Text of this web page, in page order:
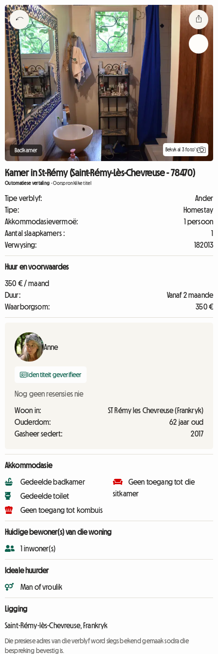
Badkamer Bekyk al 3 foto's
Kamer in St-Rémy (Saint-Rémy-Lès-Chevreuse - 78470)
Outomatiese vertaling -Oorspronklike titel
Tipe verblyf:
Ander
Tipe:
Homestay
Akkommodasievermoë:
1 persoon
Aantal slaapkamers :
1
Verwysing:
182013
Huur en voorwaardes
350 € / maand
Duur:
Vanaf 2 maande
Waarborgsom:
350 €
Anne
Identiteit geverifieer
Nog geen resensies nie
Woon in:
ST Rémy les Chevreuse (Frankryk)
Ouderdom:
62 jaar oud
Gasheer sedert:
2017
Akkommodasie
Gedeelde badkamer
Gedeelde toilet
Geen toegang tot kombuis
Geen toegang tot die
sitkamer
Huidige bewoner(s) van die woning
1 inwoner(s)
Ideale huurder
Man of vroulik
Ligging
Saint-Rémy-lès-Chevreuse, Frankryk
Die presiese adres van die verblyf word slegs bekend gemaak sodra die
bespreking bevestig is.